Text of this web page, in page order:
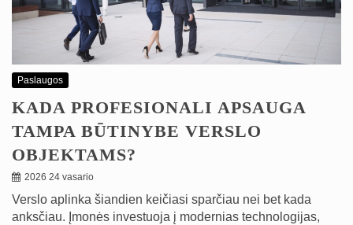
Paslaugos
KADA PROFESIONALI APSAUGA
TAMPA BŪTINYBE VERSLO
OBJEKTAMS?
2026 24 vasario
Verslo aplinka šiandien keičiasi sparčiau nei bet kada
anksčiau. Įmonės investuoja į modernias technologijas,